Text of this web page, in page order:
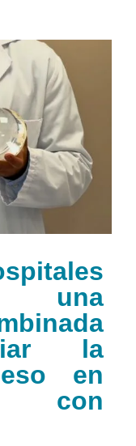
una
la
en
con